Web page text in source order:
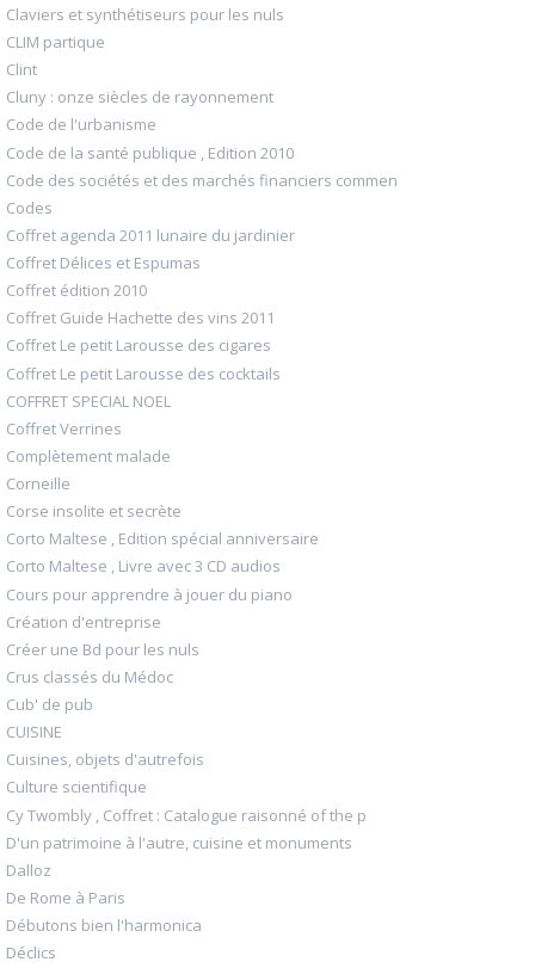
Claviers et synthétiseurs pour les nuls
CLIM partique
Clint
Cluny : onze siècles de rayonnement
Code de l'urbanisme
Code de la santé publique , Edition 2010
Code des sociétés et des marchés financiers commen
Codes
Coffret agenda 2011 lunaire du jardinier
Coffret Délices et Espumas
Coffret édition 2010
Coffret Guide Hachette des vins 2011
Coffret Le petit Larousse des cigares
Coffret Le petit Larousse des cocktails
COFFRET SPECIAL NOEL
Coffret Verrines
Complètement malade
Corneille
Corse insolite et secrète
Corto Maltese , Edition spécial anniversaire
Corto Maltese , Livre avec 3 CD audios
Cours pour apprendre à jouer du piano
Création d'entreprise
Créer une Bd pour les nuls
Crus classés du Médoc
Cub' de pub
CUISINE
Cuisines, objets d'autrefois
Culture scientifique
Cy Twombly , Coffret : Catalogue raisonné of the p
D'un patrimoine à l'autre, cuisine et monuments
Dalloz
De Rome à Paris
Débutons bien l'harmonica
Déclics